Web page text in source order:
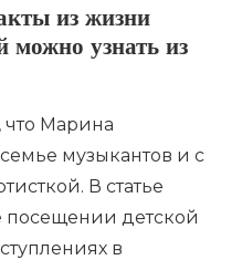
из жизни
узнать из
что Марина
музыкантов и с
В статье
посещении детской
в